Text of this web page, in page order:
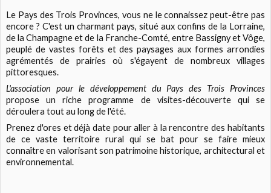
Le Pays des Trois Provinces, vous ne le connaissez peut-être pas
encore ? C'est un charmant pays, situé aux confins de la Lorraine,
de la Champagne et de la Franche-Comté, entre Bassigny et Vôge,
peuplé de vastes forêts et des paysages aux formes arrondies
agrémentés de prairies où s'égayent de nombreux villages
pittoresques.
L'association pour le développement du Pays des Trois Provinces
propose un riche programme de visites-découverte qui se
déroulera tout au long de l'été.
Prenez d'ores et déjà date pour aller à la rencontre des habitants
de ce vaste territoire rural qui se bat pour se faire mieux
connaître en valorisant son patrimoine historique, architectural et
environnemental.